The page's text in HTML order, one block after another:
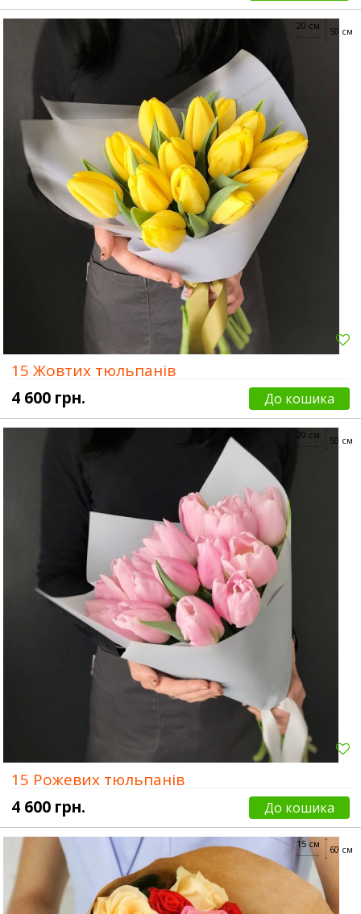
50 см
20 см
15 Жовтих тюльпанів
4 600 грн.
До кошика
50 см
20 см
15 Рожевих тюльпанів
4 600 грн.
До кошика
60 см
15 см